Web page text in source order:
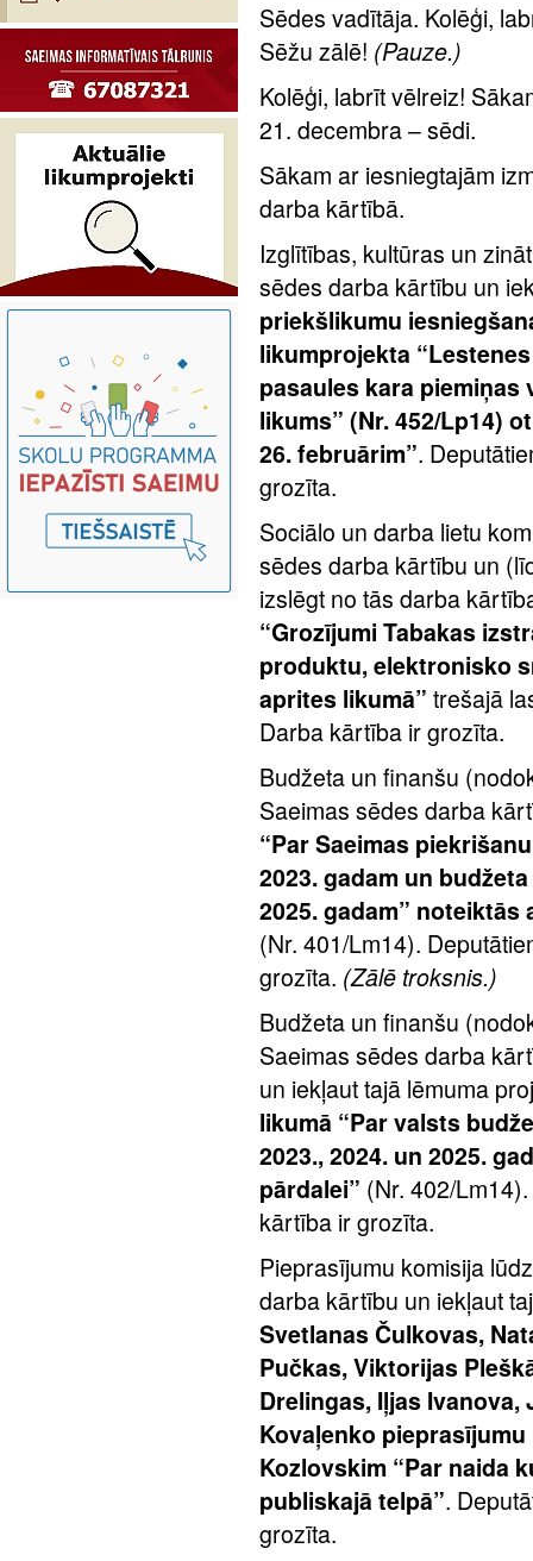
Sēdes vadītāja. Kolēģi,
Sēžu zālē! (Pauze.)
Kolēģi, labrīt vēlreiz!
21. decembra – sēdi.
Sākam ar iesniegtajām
darba kārtībā.
Izglītības, kultūras un
sēdes darba kārtību un
priekšlikumu
likumprojekta
pasaules kara
likums” (Nr. 452/Lp14)
26. februārim”.
grozīta.
Sociālo un darba lietu
sēdes darba kārtību un
izslēgt no tās darba
“Grozījumi Tabakas
produktu, elektronisko
aprites likumā” trešajā
Darba kārtība ir grozīta.
Budžeta un finanšu
Saeimas sēdes darba
“Par Saeimas
2023. gadam un
2025. gadam”
(Nr. 401/Lm14).
grozīta. (Zālē troksnis.)
Budžeta un finanšu
Saeimas sēdes darba
un iekļaut tajā lēmuma
likumā “Par valsts
2023., 2024. un 2025.
pārdalei” (Nr. 402/
kārtība ir grozīta.
Pieprasījumu komisija
darba kārtību un iekļaut
Svetlanas Čulkovas,
Pučkas, Viktorijas
Drelingas, Iļjas
Kovaļenko
Kozlovskim “Par naida
publiskajā telpā”.
grozīta.